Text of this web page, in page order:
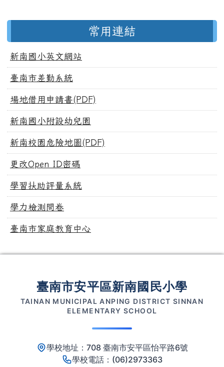
常用連結
新南國小英文網站
臺南市差勤系統
場地借用申請書(PDF)
新南國小附設幼兒園
新南校園危險地圖(PDF)
更改Open ID密碼
學習扶助評量系統
學力檢測問卷
臺南市家庭教育中心
臺南市安平區新南國民小學
TAINAN MUNICIPAL ANPING DISTRICT SINNAN
ELEMENTARY SCHOOL
學校地址：708 臺南市安平區怡平路6號
學校電話：(06)2973363